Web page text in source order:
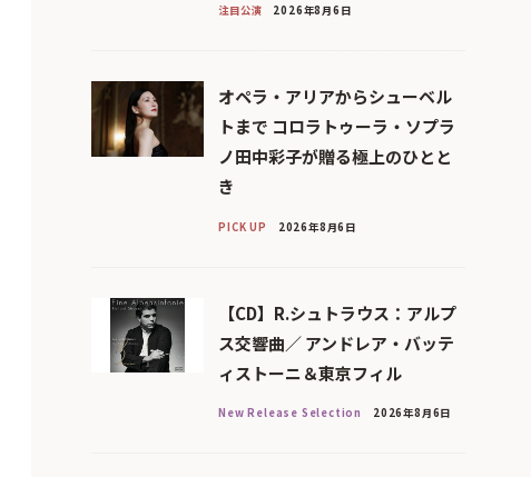
注目公演 2026年8月6日
オペラ・アリアからシューベル
トまで コロラトゥーラ・ソプラ
ノ田中彩子が贈る極上のひとと
き
PICK UP 2026年8月6日
【CD】R.シュトラウス：アルプ
ス交響曲／ アンドレア・バッテ
ィストーニ＆東京フィル
New Release Selection 2026年8月6日